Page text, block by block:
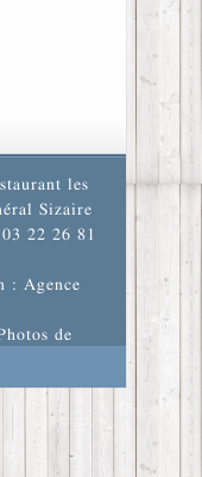
les
Sizaire
22 26 81
: Agence
de